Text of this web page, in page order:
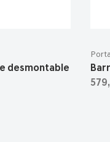
desmontable